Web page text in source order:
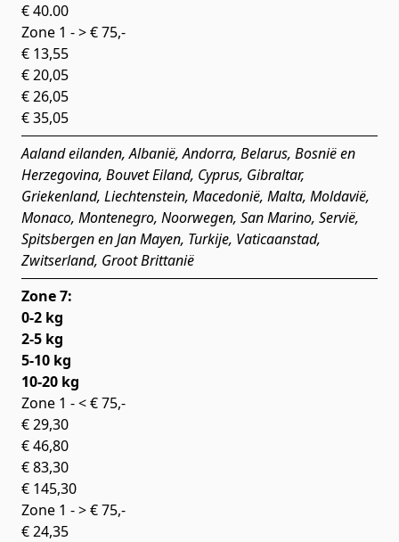
€ 40.00
Zone 1 - > € 75,-
€ 13,55
€ 20,05
€ 26,05
€ 35,05
Aaland eilanden, Albanië, Andorra, Belarus, Bosnië en
Herzegovina, Bouvet Eiland, Cyprus, Gibraltar,
Griekenland, Liechtenstein, Macedonië, Malta, Moldavië,
Monaco, Montenegro, Noorwegen, San Marino, Servië,
Spitsbergen en Jan Mayen, Turkije, Vaticaanstad,
Zwitserland, Groot Brittanië
Zone 7:
0-2 kg
2-5 kg
5-10 kg
10-20 kg
Zone 1 - < € 75,-
€ 29,30
€ 46,80
€ 83,30
€ 145,30
Zone 1 - > € 75,-
€ 24,35